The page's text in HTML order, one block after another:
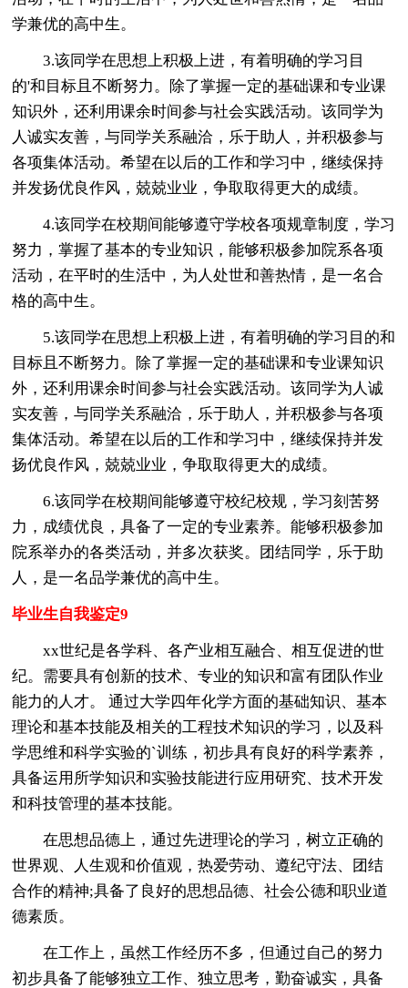
学兼优的高中生。
3.该同学在思想上积极上进，有着明确的学习目
的'和目标且不断努力。除了掌握一定的基础课和专业课
知识外，还利用课余时间参与社会实践活动。该同学为
人诚实友善，与同学关系融洽，乐于助人，并积极参与
各项集体活动。希望在以后的工作和学习中，继续保持
并发扬优良作风，兢兢业业，争取取得更大的成绩。
4.该同学在校期间能够遵守学校各项规章制度，学习
努力，掌握了基本的专业知识，能够积极参加院系各项
活动，在平时的生活中，为人处世和善热情，是一名合
格的高中生。
5.该同学在思想上积极上进，有着明确的学习目的和
目标且不断努力。除了掌握一定的基础课和专业课知识
外，还利用课余时间参与社会实践活动。该同学为人诚
实友善，与同学关系融洽，乐于助人，并积极参与各项
集体活动。希望在以后的工作和学习中，继续保持并发
扬优良作风，兢兢业业，争取取得更大的成绩。
6.该同学在校期间能够遵守校纪校规，学习刻苦努
力，成绩优良，具备了一定的专业素养。能够积极参加
院系举办的各类活动，并多次获奖。团结同学，乐于助
人，是一名品学兼优的高中生。
毕业生自我鉴定9
xx世纪是各学科、各产业相互融合、相互促进的世
纪。需要具有创新的技术、专业的知识和富有团队作业
能力的人才。 通过大学四年化学方面的基础知识、基本
理论和基本技能及相关的工程技术知识的学习，以及科
学思维和科学实验的`训练，初步具有良好的科学素养，
具备运用所学知识和实验技能进行应用研究、技术开发
和科技管理的基本技能。
在思想品德上，通过先进理论的学习，树立正确的
世界观、人生观和价值观，热爱劳动、遵纪守法、团结
合作的精神;具备了良好的思想品德、社会公德和职业道
德素质。
在工作上，虽然工作经历不多，但通过自己的努力
初步具备了能够独立工作、独立思考，勤奋诚实，具备